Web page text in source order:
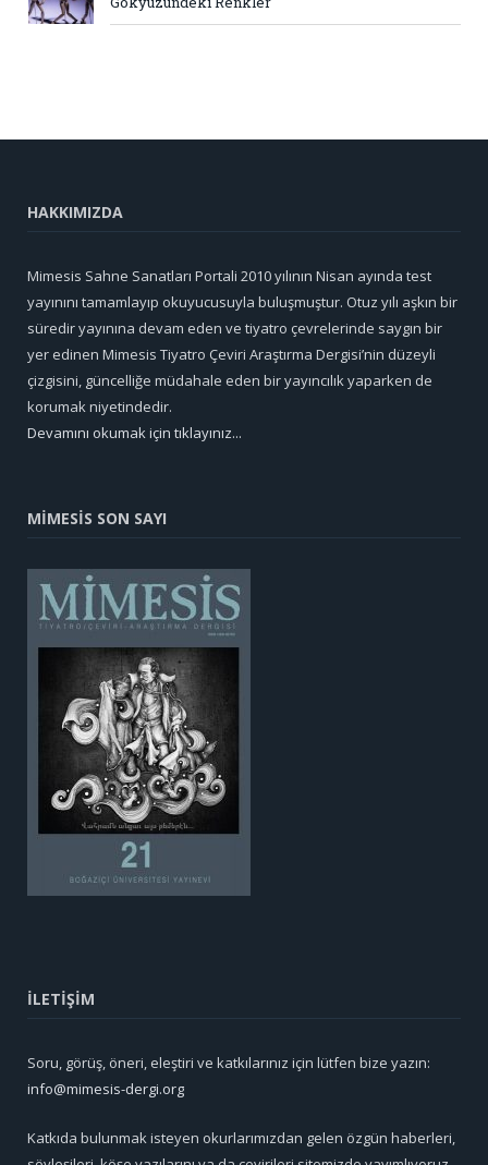
HAKKIMIZDA
Mimesis Sahne Sanatları Portali 2010 yılının Nisan ayında test
yayınını tamamlayıp okuyucusuyla buluşmuştur. Otuz yılı aşkın bir
süredir yayınına devam eden ve tiyatro çevrelerinde saygın bir
yer edinen Mimesis Tiyatro Çeviri Araştırma Dergisi’nin düzeyli
çizgisini, güncelliğe müdahale eden bir yayıncılık yaparken de
korumak niyetindedir.
Devamını okumak için tıklayınız...
MİMESİS SON SAYI
İLETİŞİM
Soru, görüş, öneri, eleştiri ve katkılarınız için lütfen bize yazın:
info@mimesis-dergi.org
Katkıda bulunmak isteyen okurlarımızdan gelen özgün haberleri,